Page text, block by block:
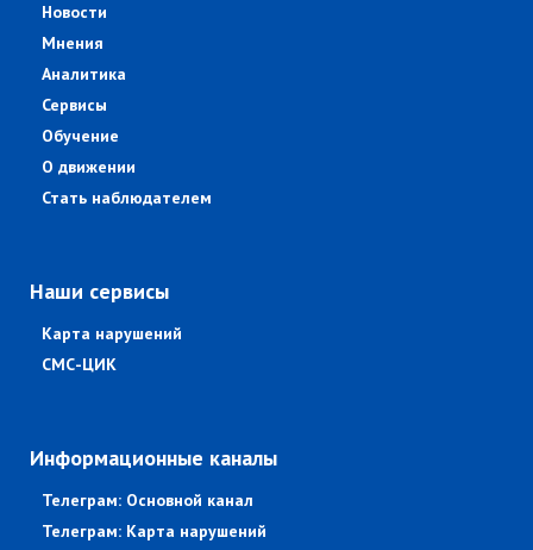
Новости
Мнения
Аналитика
Сервисы
Обучение
О движении
Стать наблюдателем
Наши сервисы
Карта нарушений
СМС-ЦИК
Информационные каналы
Телеграм: Основной канал
Телеграм: Карта нарушений